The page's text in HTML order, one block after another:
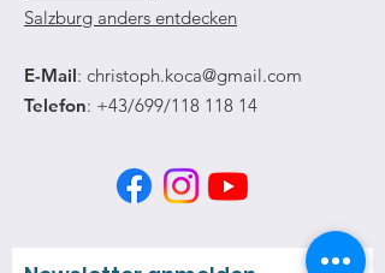
Salzburg anders entdecken
E-Mail: christoph.koca@gmail.com
Telefon: +43/699/118 118 14